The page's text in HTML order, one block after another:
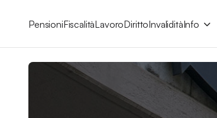
PensioniFiscalitàLavoroDirittoInvaliditàInfo